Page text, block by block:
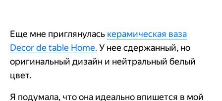
Еще мне приглянулась керамическая ваза
Decor de table Home.У нее сдержанный, но
оригинальный дизайн и нейтральный белый
цвет.
Я подумала, что она идеально впишется в мой